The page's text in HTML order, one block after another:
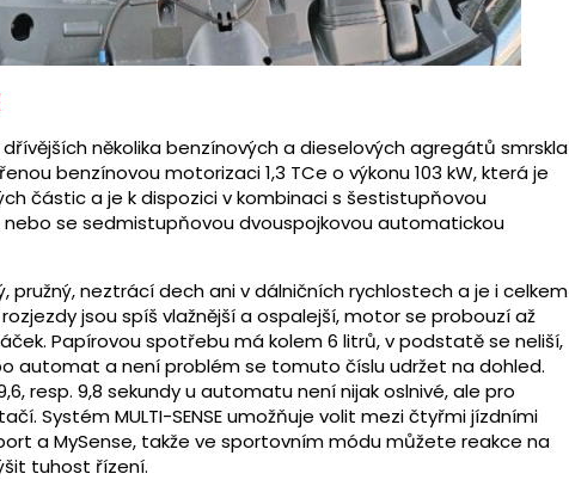
několika benzínových a dieselových agregátů smrskla
benzínovou motorizaci 1,3 TCe o výkonu 103 kW, která je
částic a je k dispozici v kombinaci s šestistupňovou
se sedmistupňovou dvouspojkovou automatickou
pružný, neztrácí dech ani v dálničních rychlostech a je i celkem
jsou spíš vlažnější a ospalejší, motor se probouzí až
Papírovou spotřebu má kolem 6 litrů, v podstatě se neliší,
automat a není problém se tomuto číslu udržet na dohled.
resp. 9,8 sekundy u automatu není nijak oslnivé, ale pro
Systém MULTI-SENSE umožňuje volit mezi čtyřmi jízdními
a MySense, takže ve sportovním módu můžete reakce na
tuhost řízení.